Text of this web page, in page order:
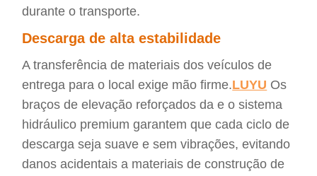
durante o transporte.
Descarga de alta estabilidade
A transferência de materiais dos veículos de
entrega para o local exige mão firme.LUYU Os
braços de elevação reforçados da e o sistema
hidráulico premium garantem que cada ciclo de
descarga seja suave e sem vibrações, evitando
danos acidentais a materiais de construção de